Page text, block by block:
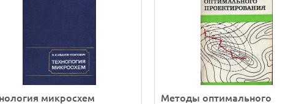
микросхем
Методы оптимального